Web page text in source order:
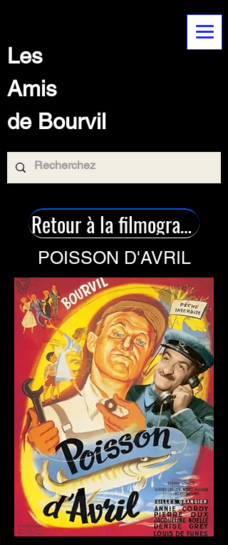
Les
Amis
de Bourvil
Retour à la filmographie
POISSON D'AVRIL